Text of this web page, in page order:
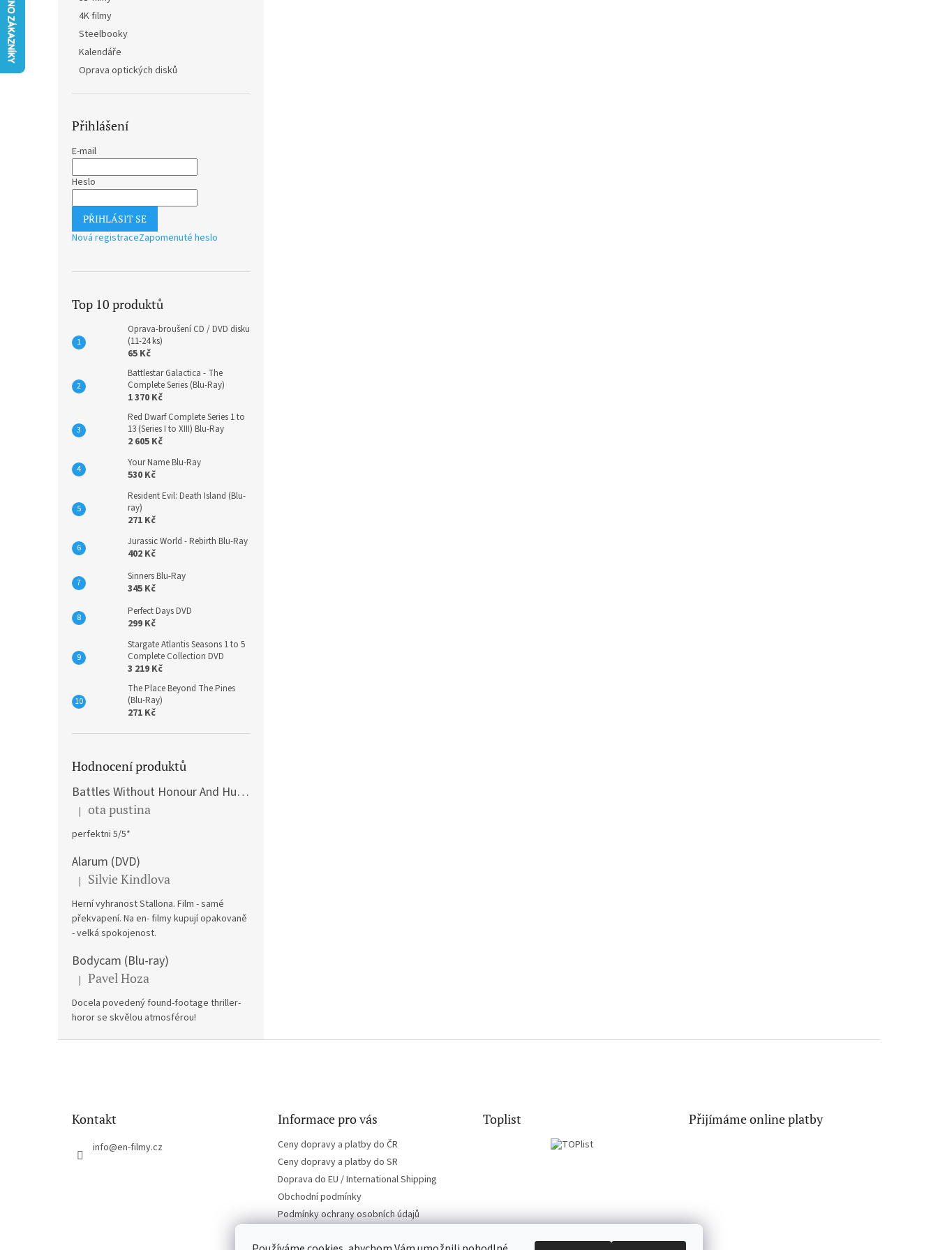
4K filmy
Steelbooky
Kalendáře
Oprava optických disků
Přihlášení
E-mail
Heslo
PŘIHLÁSIT SE
Nová registraceZapomenuté heslo
Top 10 produktů
Oprava-broušení CD / DVD disku
(11-24 ks)
65 Kč
Battlestar Galactica - The
Complete Series (Blu-Ray)
1 370 Kč
Red Dwarf Complete Series 1 to
13 (Series I to XIII) Blu-Ray
2 605 Kč
Your Name Blu-Ray
530 Kč
Resident Evil: Death Island (Blu-
ray)
271 Kč
Jurassic World - Rebirth Blu-Ray
402 Kč
Sinners Blu-Ray
345 Kč
Perfect Days DVD
299 Kč
Stargate Atlantis Seasons 1 to 5
Complete Collection DVD
3 219 Kč
The Place Beyond The Pines
(Blu-Ray)
271 Kč
Hodnocení produktů
Battles Without Honour And Humanity / Yakuza Graveyad / Street Mobster DVD
Hodnocení produktu je 5 z 5 hvězdiček.
| ota pustina
perfektni 5/5*
Alarum (DVD)
Hodnocení produktu je 5 z 5 hvězdiček.
| Silvie Kindlova
Herní vyhranost Stallona. Film - samé
překvapení. Na en- filmy kupují opakovaně
- velká spokojenost.
Bodycam (Blu-ray)
Hodnocení produktu je 5 z 5 hvězdiček.
| Pavel Hoza
Docela povedený found-footage thriller-
horor se skvělou atmosférou!
Kontakt
info@en-filmy.cz
Informace pro vás
Ceny dopravy a platby do ČR
Ceny dopravy a platby do SR
Doprava do EU / International Shipping
Obchodní podmínky
Podmínky ochrany osobních údajů
Toplist Přijímáme online platby